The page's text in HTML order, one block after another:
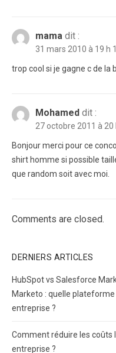
mama dit :
31 mars 2010 à 19 h
trop cool si je gagne c de la
Mohamed dit :
27 octobre 2011 à 20
Bonjour merci pour ce
shirt homme si possible
que random soit avec moi.
Comments are closed.
DERNIERS ARTICLES
HubSpot vs Salesforce
Marketo : quelle plateforme
entreprise ?
Comment réduire les
entreprise ?